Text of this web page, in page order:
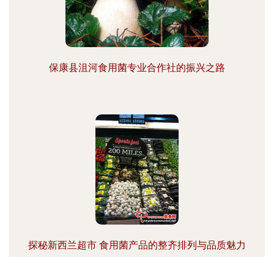
保康县沮河食用菌专业合作社的振兴之路
探秘新西兰超市 食用菌产品的整齐排列与品质魅力